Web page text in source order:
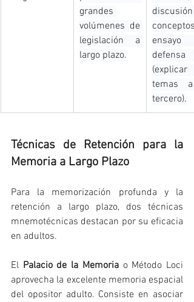
grandes
volúmenes de
legislación a
largo plazo.
ensayo
defensa
(explicar
temas a
tercero).
Técnicas de Retención para la
Memoria a Largo Plazo
Para la memorización profunda y la
retención a largo plazo, dos técnicas
mnemotécnicas destacan por su eficacia
en adultos.
El Palacio de la Memoria o Método Loci
aprovecha la excelente memoria espacial
del opositor adulto. Consiste en asociar